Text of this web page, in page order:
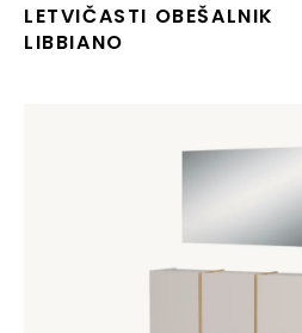
LETVIČASTI OBEŠALNIK
LIBBIANO